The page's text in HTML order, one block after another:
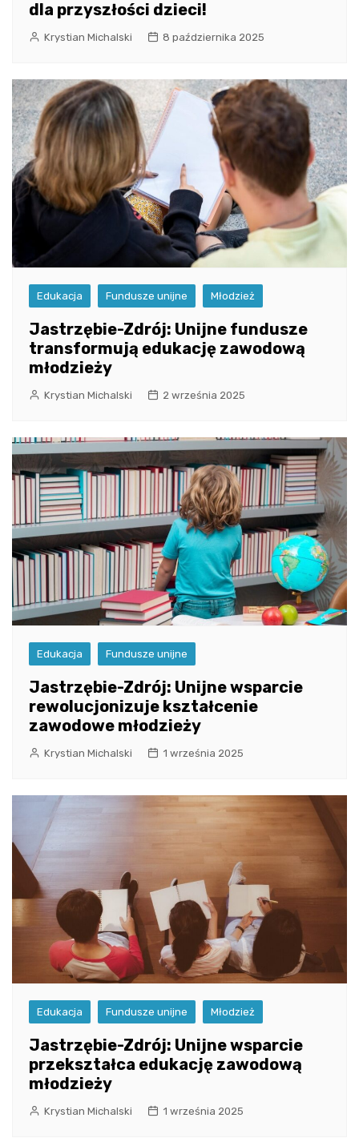
dla przyszłości dzieci!
Krystian Michalski 8 października 2025
Edukacja Fundusze unijne Młodzież
Jastrzębie-Zdrój: Unijne fundusze
transformują edukację zawodową
młodzieży
Krystian Michalski 2 września 2025
Edukacja Fundusze unijne
Jastrzębie-Zdrój: Unijne wsparcie
rewolucjonizuje kształcenie
zawodowe młodzieży
Krystian Michalski 1 września 2025
Edukacja Fundusze unijne Młodzież
Jastrzębie-Zdrój: Unijne wsparcie
przekształca edukację zawodową
młodzieży
Krystian Michalski 1 września 2025